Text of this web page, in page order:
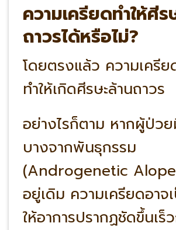
ความเครียดทำให้ศีร
ถาวรได้หรือไม่?
โดยตรงแล้ว ความเครีย
ทำให้เกิดศีรษะล้านถาวร
อย่างไรก็ตาม หากผู้ป่ว
บางจากพันธุกรรม
(Androgenetic
อยู่เดิม ความเครียดอาจ
ให้อาการปรากฏชัดขึ้นเร็